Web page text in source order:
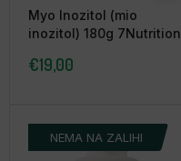
Myo Inozitol (mio
inozitol) 180g 7Nutrition
€19,00
NEMA NA ZALIHI